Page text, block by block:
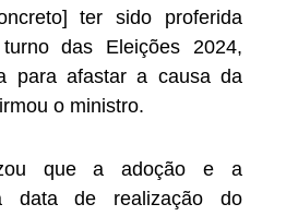
ter sido proferida
das Eleições 2024,
para afastar a causa da
o ministro.
que a adoção e a
data de realização do